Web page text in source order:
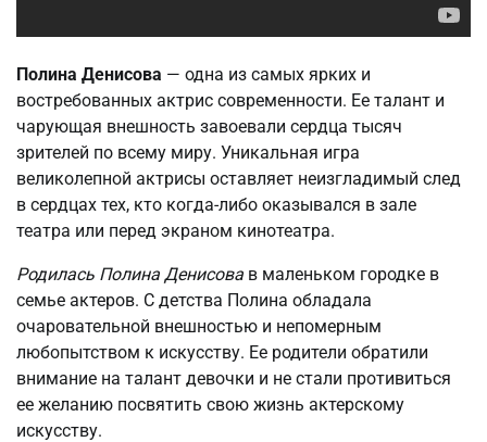
Полина Денисова — одна из самых ярких и
востребованных актрис современности. Ее талант и
чарующая внешность завоевали сердца тысяч
зрителей по всему миру. Уникальная игра
великолепной актрисы оставляет неизгладимый след
в сердцах тех, кто когда-либо оказывался в зале
театра или перед экраном кинотеатра.
Родилась Полина Денисова в маленьком городке в
семье актеров. С детства Полина обладала
очаровательной внешностью и непомерным
любопытством к искусству. Ее родители обратили
внимание на талант девочки и не стали противиться
ее желанию посвятить свою жизнь актерскому
искусству.